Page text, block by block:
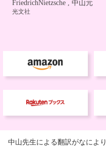
中山先生による翻訳がなによ